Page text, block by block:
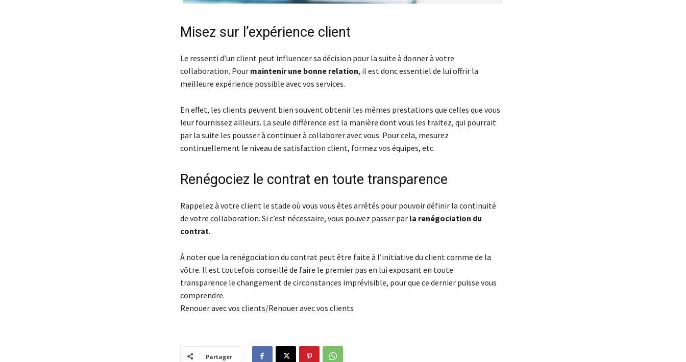
Misez sur l’expérience client
Le ressenti d’un client peut influencer sa décision pour la suite à donner à votre
collaboration. Pour maintenir une bonne relation, il est donc essentiel de lui offrir la
meilleure expérience possible avec vos services.
En effet, les clients peuvent bien souvent obtenir les mêmes prestations que celles que vous
leur fournissez ailleurs. La seule différence est la manière dont vous les traitez, qui pourrait
par la suite les pousser à continuer à collaborer avec vous. Pour cela, mesurez
continuellement le niveau de satisfaction client, formez vos équipes, etc.
Renégociez le contrat en toute transparence
Rappelez à votre client le stade où vous vous êtes arrêtés pour pouvoir définir la continuité
de votre collaboration. Si c’est nécessaire, vous pouvez passer par la renégociation du
contrat.
À noter que la renégociation du contrat peut être faite à l’initiative du client comme de la
vôtre. Il est toutefois conseillé de faire le premier pas en lui exposant en toute
transparence le changement de circonstances imprévisible, pour que ce dernier puisse vous
comprendre.
Renouer avec vos clients/Renouer avec vos clients
Partager